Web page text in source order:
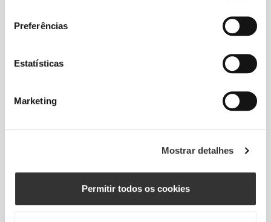
Preferências
Estatísticas
Marketing
Mostrar detalhes
Permitir todos os cookies
S
89 - 96
35" - 38"
M
98 - 105
39" - 41"
L
107 - 114
42" - 45"
40" - 44"
46" - 49"
XXL
124 - 134
113 - 123
128 - 138